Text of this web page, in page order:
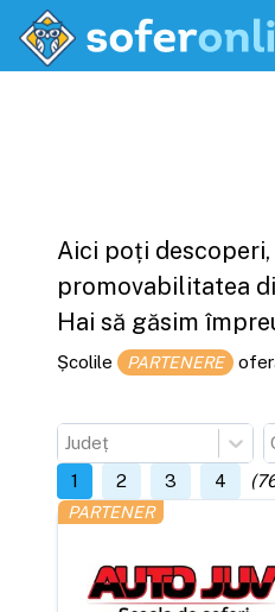
Aici poți
promovabilitatea
Hai să găsim
Școlile PARTENERE
Județ
1
2 3 4 (
PARTENER